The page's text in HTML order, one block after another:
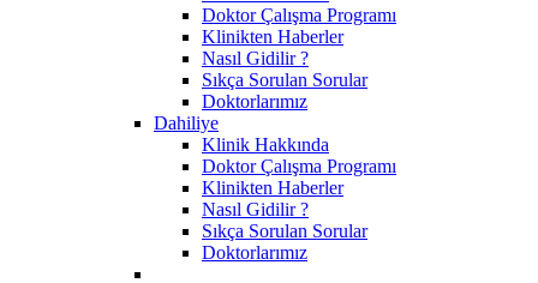
Doktor Çalışma Programı
Klinikten Haberler
Nasıl Gidilir ?
Sıkça Sorulan Sorular
Doktorlarımız
Dahiliye
Klinik Hakkında
Doktor Çalışma Programı
Klinikten Haberler
Nasıl Gidilir ?
Sıkça Sorulan Sorular
Doktorlarımız